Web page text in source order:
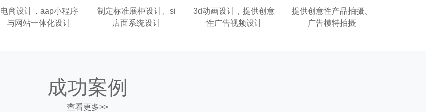
电商设计，aap小程序
与网站一体化设计
制定标准展柜设计、si
店面系统设计
3d动画设计，提供创意
性广告视频设计
提供创意性产品拍摄、
广告模特拍摄
成功案例
查看更多>>